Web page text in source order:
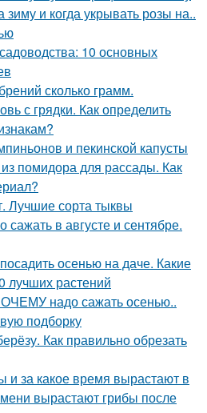
зиму и когда укрывать розы на..
10 основных
сколько грамм.
с грядки. Как определить
и пекинской капусты
помидора для рассады. Как
Лучшие сорта тыквы
в августе и сентябре.
осенью на даче. Какие
лучших растений
надо сажать осенью..
подборку
Как правильно обрезать
и за какое время вырастают в
вырастают грибы после